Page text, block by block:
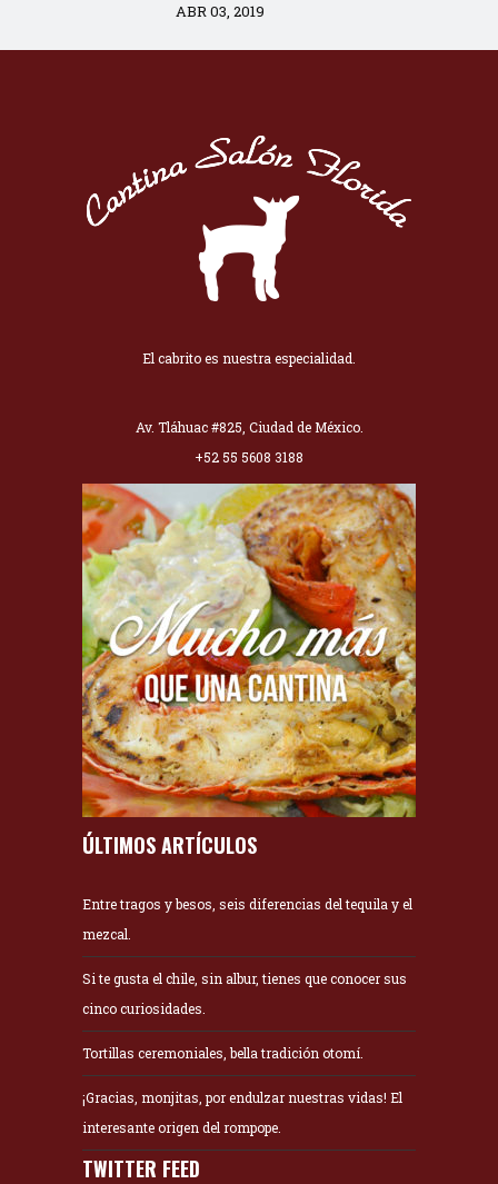
ABR 03, 2019
El cabrito es nuestra especialidad.
Av. Tláhuac #825, Ciudad de México.
+52 55 5608 3188
ÚLTIMOS ARTÍCULOS
Entre tragos y besos, seis diferencias del tequila y el
mezcal.
Si te gusta el chile, sin albur, tienes que conocer sus
cinco curiosidades.
Tortillas ceremoniales, bella tradición otomí.
¡Gracias, monjitas, por endulzar nuestras vidas! El
interesante origen del rompope.
TWITTER FEED